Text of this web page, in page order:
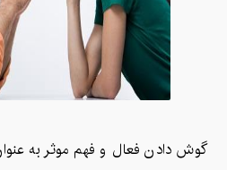
گوش دادن فعال و فهم موثر به